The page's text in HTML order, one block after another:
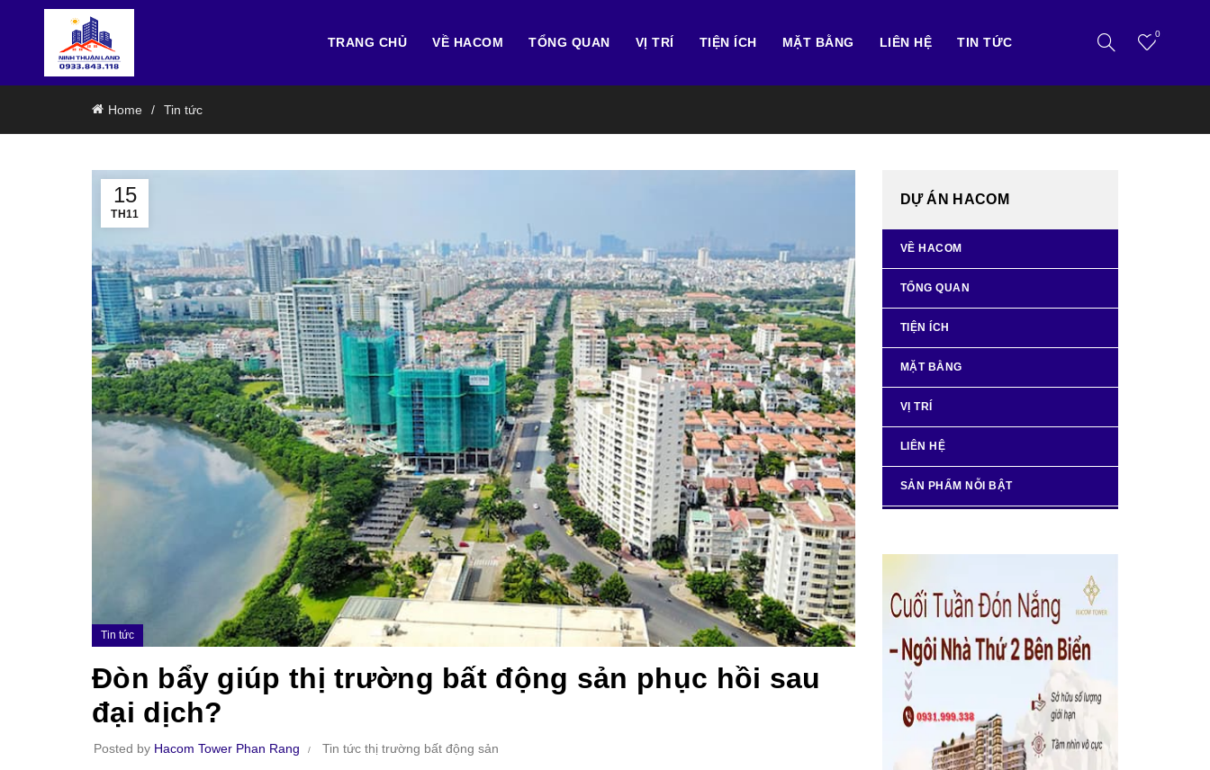
TRANG CHỦ VỀ HACOM TỔNG QUAN VỊ TRÍ TIỆN ÍCH MẶT BẰNG LIÊN HỆ TIN TỨC
0
Home Tin tức
15
TH11
Tin tức
Đòn bẩy giúp thị trường bất động sản phục hồi sau
đại dịch?
Posted by Hacom Tower Phan Rang Tin tức thị trường bất động sản
DỰ ÁN HACOM
VỀ HACOM
TỔNG QUAN
TIỆN ÍCH
MẶT BẰNG
VỊ TRÍ
LIÊN HỆ
SẢN PHẨM NỖI BẬT